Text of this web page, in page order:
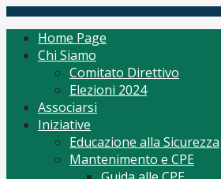
Skip
to
content
(ISC)2 Italy Chapter
Tutto per CISSP Corsi
Home Page
Chi Siamo
Comitato Direttivo
Elezioni 2024
Associarsi
Iniziative
Educazione alla Sicurezza
Mantenimento e CPE